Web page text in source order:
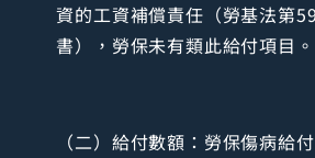
資的工資補償責任（勞基法第
書），勞保未有類此給付項目。
（二）給付數額：勞保傷病給